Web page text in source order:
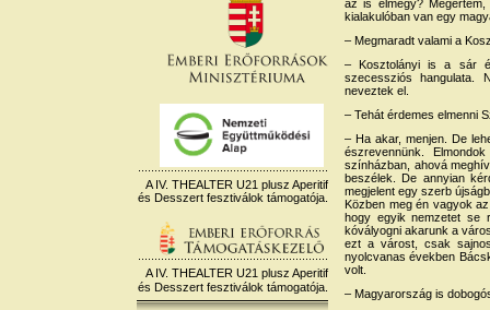
A IV. THEALTER U21 plusz Aperitif
és Desszert fesztiválok támogatója.
A IV. THEALTER U21 plusz Aperitif
és Desszert fesztiválok támogatója.
az is elmegy?
kialakulóban van egy
– Megmaradt valami a
– Kosztolányi is a sár
szecessziós hangulata.
neveztek el.
– Tehát érdemes elmenni
– Ha akar, menjen. De
észrevennünk.
színházban, ahová
beszélek. De annyian
megjelent egy szerb
Közben meg én vagyok
hogy egyik nemzetet se
kóvályogni akarunk a
ezt a várost, csak
nyolcvanas években
volt.
– Magyarország is